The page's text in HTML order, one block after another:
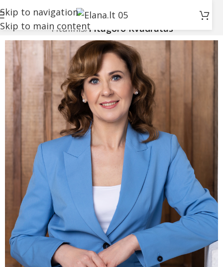
Skip to navigation
Skip to main content
Pitagoro Kvadratas
Titulinis/Pitagoro Kvadratas